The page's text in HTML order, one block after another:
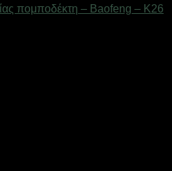
πομποδέκτη – Baofeng – K26